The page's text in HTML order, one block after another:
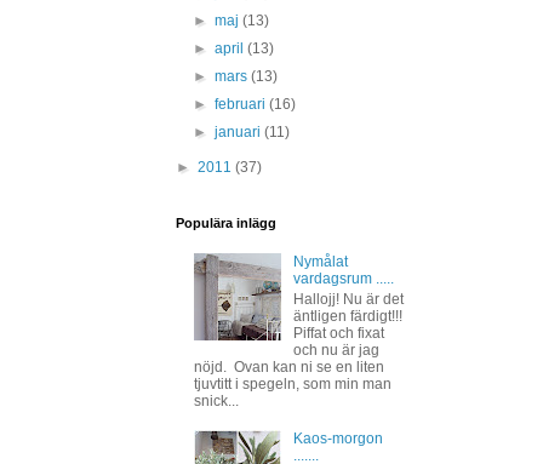
►maj(13)
►april(13)
►mars(13)
►februari(16)
►januari(11)
► 2011 (37)
Populära inlägg
Nymålat
vardagsrum .....
Hallojj! Nu är det
äntligen färdigt!!!
Piffat och fixat
och nu är jag
nöjd. Ovan kan ni se en liten
tjuvtitt i spegeln, som min man
snick...
Kaos-morgon